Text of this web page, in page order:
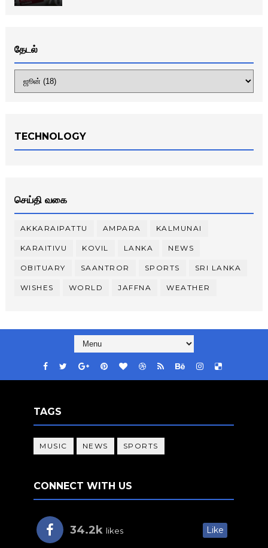
தேடல்
TECHNOLOGY
செய்தி வகை
AKKARAIPATTU AMPARA KALMUNAI
KARAITIVU KOVIL LANKA NEWS
OBITUARY SAANTROR SPORTS SRI LANKA
WISHES WORLD JAFFNA WEATHER
TAGS
MUSIC NEWS SPORTS
CONNECT WITH US
34.2k likes Like